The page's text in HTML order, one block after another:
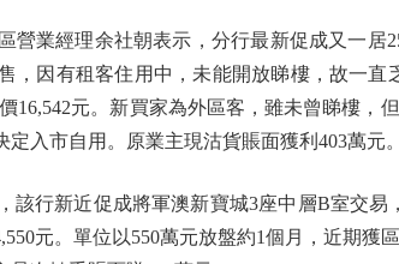
業經理余社朝表示，分行最新促成又一居
，因有租客住用中，未能開放睇樓，故一直
16,542元。新買家為外區客，雖未曾睇樓，
入市自用。原業主現沽貨賬面獲利403萬元。
新近促成將軍澳新寶城3座中層B室交易
元。單位以550萬元放盤約1個月，近期獲